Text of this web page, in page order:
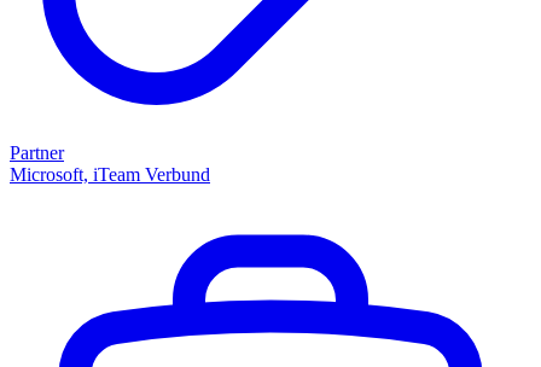
Partner
Microsoft, iTeam Verbund